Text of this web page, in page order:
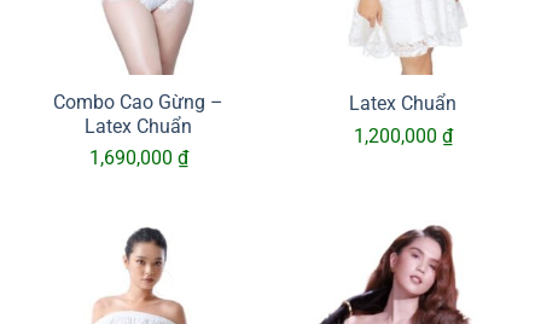
Combo Cao Gừng –
Latex Chuẩn
1,690,000 ₫
Latex Chuẩn
1,200,000 ₫